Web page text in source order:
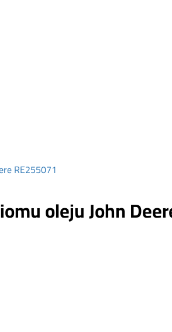
RE255071
oleju John